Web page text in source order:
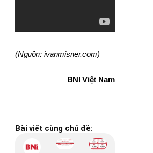
(Nguồn: ivanmisner.com)
BNI Việt Nam
Bài viết cùng chủ đề: